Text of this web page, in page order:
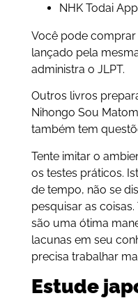
NHK Todai
Você pode comprar
lançado pela
administra o JLPT.
Outros livros
Nihongo Sou
também tem
Tente imitar o
os testes práticos.
de tempo, não se
pesquisar as
são uma ótima
lacunas em seu
precisa trabalhar
Estude